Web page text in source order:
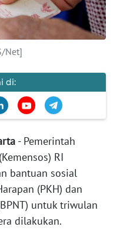
Net]
di:
- Pemerintah
RI
bantuan sosial
(PKH) dan
untuk triwulan
dilakukan.